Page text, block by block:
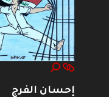
إحسان الفرج